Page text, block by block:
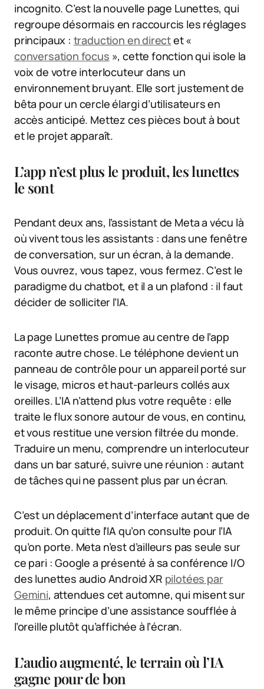
incognito. C’est la nouvelle page Lunettes, qui
regroupe désormais en raccourcis les réglages
principaux : traduction en directet «
conversation focus », cette fonction qui isole la
voix de votre interlocuteur dans un
environnement bruyant. Elle sort justement de
bêta pour un cercle élargi d’utilisateurs en
accès anticipé. Mettez ces pièces bout à bout
et le projet apparaît.
L’app n’est plus le produit, les lunettes
le sont
Pendant deux ans, l’assistant de Meta a vécu là
où vivent tous les assistants : dans une fenêtre
de conversation, sur un écran, à la demande.
Vous ouvrez, vous tapez, vous fermez. C’est le
paradigme du chatbot, et il a un plafond : il faut
décider de solliciter l’IA.
La page Lunettes promue au centre de l’app
raconte autre chose. Le téléphone devient un
panneau de contrôle pour un appareil porté sur
le visage, micros et haut-parleurs collés aux
oreilles. L’IA n’attend plus votre requête : elle
traite le flux sonore autour de vous, en continu,
et vous restitue une version filtrée du monde.
Traduire un menu, comprendre un interlocuteur
dans un bar saturé, suivre une réunion : autant
de tâches qui ne passent plus par un écran.
C’est un déplacement d’interface autant que de
produit. On quitte l’IA qu’on consulte pour l’IA
qu’on porte. Meta n’est d’ailleurs pas seule sur
ce pari : Google a présenté à sa conférence I/O
des lunettes audio Android XR pilotées par
Gemini, attendues cet automne, qui misent sur
le même principe d’une assistance soufflée à
l’oreille plutôt qu’affichée à l’écran.
L’audio augmenté, le terrain où l’IA
gagne pour de bon